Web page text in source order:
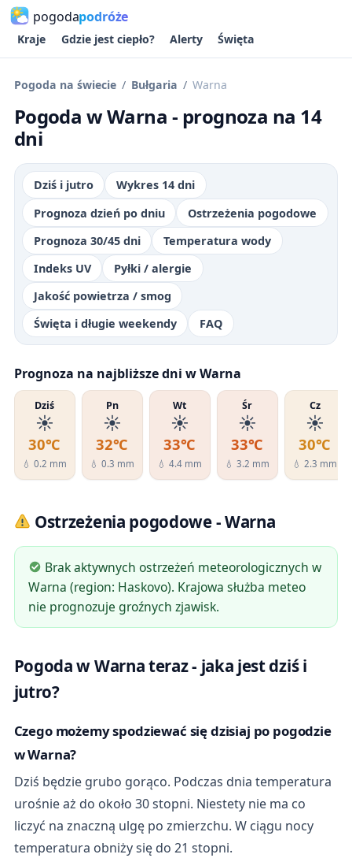
pogodapodróże
Kraje Gdzie jest ciepło? Alerty Święta
Pogoda na świecie Bułgaria Warna
Pogoda w Warna - prognoza na 14
dni
Dziś i jutro
Wykres 14 dni
Prognoza dzień po dniu
Ostrzeżenia pogodowe
Prognoza 30/45 dni
Temperatura wody
Indeks UV
Pyłki / alergie
Jakość powietrza / smog
Święta i długie weekendy
FAQ
Prognoza na najbliższe dni w Warna
Dziś
☀️
30℃
💧 0.2 mm
Pn
☀️
32℃
💧 0.3 mm
Wt
☀️
33℃
💧 4.4 mm
Śr
☀️
33℃
💧 3.2 mm
Cz
☀️
30℃
💧 2.3 mm
Ostrzeżenia pogodowe - Warna
Brak aktywnych ostrzeżeń meteorologicznych w
Warna (region: Haskovo). Krajowa służba meteo
nie prognozuje groźnych zjawisk.
Pogoda w Warna teraz - jaka jest dziś i
jutro?
Czego możemy spodziewać się dzisiaj po pogodzie
w Warna?
Dziś będzie grubo gorąco. Podczas dnia temperatura
urośnie aż do około 30 stopni. Niestety nie ma co
liczyć na znaczną ulgę po zmierzchu. W ciągu nocy
temperatura obniży się do 21 stopni.